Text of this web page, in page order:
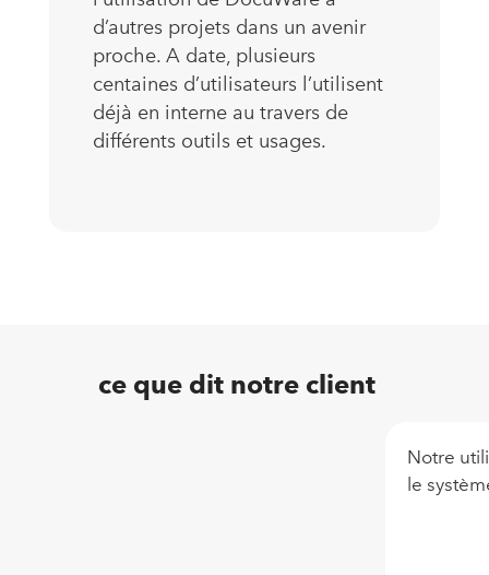
d’autres projets dans un avenir
proche. A date, plusieurs
centaines d’utilisateurs l’utilisent
déjà en interne au travers de
différents outils et usages.
ce que dit notre client
Notre
le